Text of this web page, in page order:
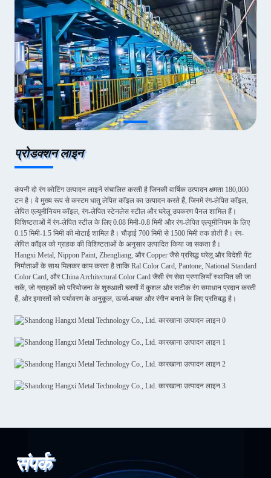
प्रोडक्शन लाइन
कंपनी दो रंग कोटिंग उत्पादन लाइनें संचालित करती है जिनकी वार्षिक उत्पादन क्षमता 180,000
टन है। वे मुख्य रूप से कस्टम धातु लेपित कॉइल का उत्पादन करते हैं, जिनमें रंग-लेपित कॉइल,
लेपित एल्यूमीनियम कॉइल, रंग-लेपित स्टेनलेस स्टील और घरेलू उपकरण पैनल शामिल हैं।
विशिष्टताओं में रंग-लेपित स्टील के लिए 0.08 मिमी-0.8 मिमी और रंग-लेपित एल्यूमीनियम के लिए
0.15 मिमी-1.5 मिमी की मोटाई शामिल है। चौड़ाई 700 मिमी से 1500 मिमी तक होती है। रंग-
लेपित कॉइल को ग्राहक की विशिष्टताओं के अनुसार उत्पादित किया जा सकता है।
Hangxi Metal, Nippon Paint, Zhengliang, और Copper जैसे प्रसिद्ध घरेलू और विदेशी पेंट
निर्माताओं के साथ मिलकर काम करता है ताकि Ral Color Card, Pantone, National Standard
Color Card, और China Architectural Color Card जैसी रंग सेवा प्रणालियाँ स्थापित की जा
सकें, जो ग्राहकों को परियोजना के शुरुआती चरणों में कुशल और सटीक रंग समाधान प्रदान करती
हैं, और इमारतों को पर्यावरण के अनुकूल, ऊर्जा-बचत और रंगीन बनाने के लिए प्रतिबद्ध है।
संपर्क